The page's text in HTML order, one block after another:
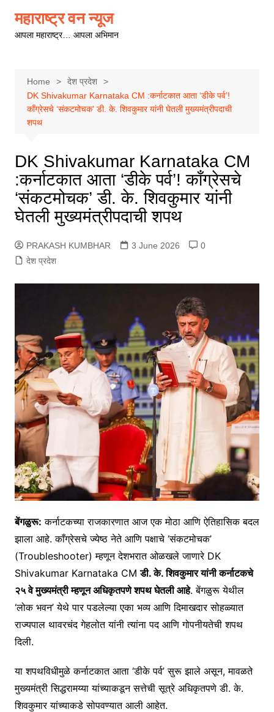
content
महाराष्ट्र वन न्यूज
आपला महाराष्ट्र… आपला अभिमान
Home
देश प्रदेश
DK Shivakumar Karnataka CM :कर्नाटकात आता ‘डीके पर्व’!
काँग्रेसचे ‘संकटमोचक’ डी. के. शिवकुमार यांनी घेतली मुख्यमंत्रीपदाची
शपथ
DK Shivakumar Karnataka CM
:कर्नाटकात आता ‘डीके पर्व’! काँग्रेसचे
‘संकटमोचक’ डी. के. शिवकुमार यांनी
घेतली मुख्यमंत्रीपदाची शपथ
PRAKASH KUMBHAR 3 June 2026
0
देश प्रदेश
बेंगळुरू: कर्नाटकच्या राजकारणात आज एक मोठा आणि ऐतिहासिक बदल
झाला आहे. काँग्रेसचे ज्येष्ठ नेते आणि पक्षाचे ‘संकटमोचक’
(Troubleshooter) म्हणून देशभरात ओळखले जाणारे DK
Shivakumar Karnataka CMडी. के. शिवकुमार यांनी कर्नाटकचे
२५ वे मुख्यमंत्री म्हणून अधिकृतपणे शपथ घेतली आहे. बेंगळुरू येथील
‘लोक भवन’ येथे पार पडलेल्या एका भव्य आणि दिमाखदार सोहळ्यात
राज्यपाल थावरचंद गेहलोत यांनी त्यांना पद आणि गोपनीयतेची शपथ
दिली.
या शपथविधीमुळे कर्नाटकात आता ‘डीके पर्व’ सुरू झाले असून, मावळते
मुख्यमंत्री सिद्धरामय्या यांच्याकडून सत्तेची सूत्रे अधिकृतपणे डी. के.
शिवकुमार यांच्याकडे सोपवण्यात आली आहेत.